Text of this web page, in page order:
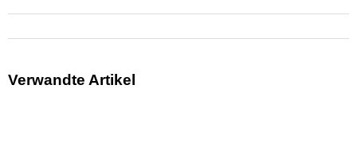
Verwandte Artikel